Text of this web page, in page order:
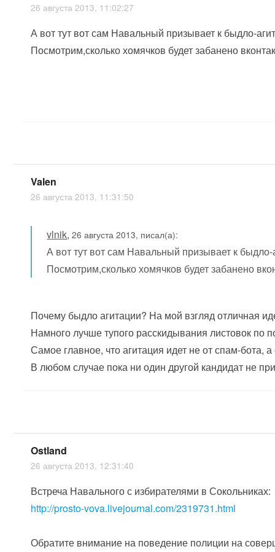
26 августа 2013, 11:02:27
А вот тут вот сам Навальный призывает к быдло-
Посмотрим,сколько хомячков будет забанено
Valen
26 августа 2013, 11:31:50
vlnik,26 августа 2013, писал(а):
А вот тут вот сам Навальный призывает к
Посмотрим,сколько хомячков будет забанено
Почему быдло агитации? На мой взгляд отличная
Намного лучше тупого расскидывания листовок по
Самое главное, что агитация идет не от спам-бота,
В любом случае пока ни один другой кандидат не
Ostland
26 августа 2013, 12:31:40
Встреча Навального с избирателями в Сокольниках:
http://prosto-vova.livejournal.com/2319731.html
Обратите внимание на поведение полиции на